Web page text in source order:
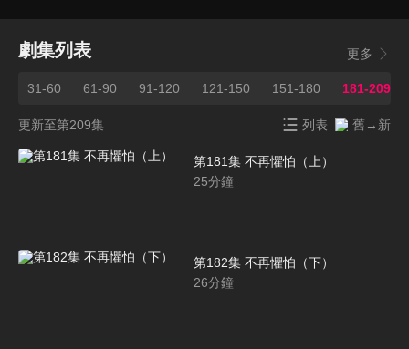
劇集列表 更多
31-60 61-90 91-120 121-150 151-180 181-209
更新至第209集 列表 舊→新
第181集 不再懼怕（上）
25分鐘
第182集 不再懼怕（下）
26分鐘